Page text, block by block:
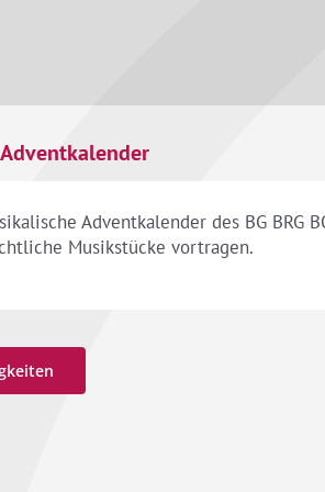
Adventkalender des BG
Musikstücke vortragen.